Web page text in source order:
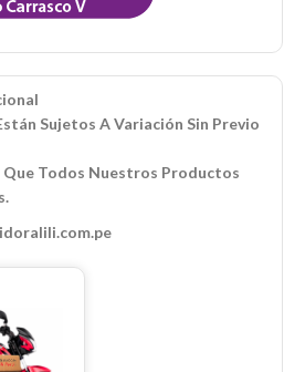
Sujetos A Variación Sin Previo
Que Todos Nuestros Productos